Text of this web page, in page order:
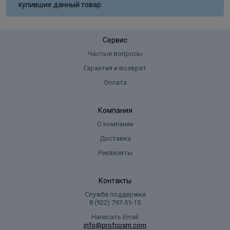
российском рынке принято решение о ребрендинге. С
выпускаться под торговой маркой "Syndicut". Обращаем
Ваше внимание, что мероприятия по ребрендингу никак
не отразятся на качестве изготавливаемой продукции
все наименования по-прежнему будут соответствовать
купившие данный товар
Сервис
Частые вопросы
Гарантия и возврат
Оплата
Компания
О компании
Доставка
Реквизиты
Контакты
Служба поддержки
8 (922) 797‑51-15
Написать Email
info@profcosm.com